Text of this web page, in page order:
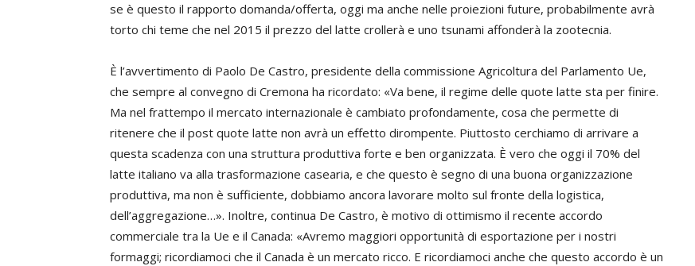
se è questo il rapporto domanda/offerta, oggi ma anche nelle proiezioni future, probabilmente avrà
torto chi teme che nel 2015 il prezzo del latte crollerà e uno tsunami affonderà la zootecnia.
È l’avvertimento di Paolo De Castro, presidente della commissione Agricoltura del Parlamento Ue,
che sempre al convegno di Cremona ha ricordato: «Va bene, il regime delle quote latte sta per finire.
Ma nel frattempo il mercato internazionale è cambiato profondamente, cosa che permette di
ritenere che il post quote latte non avrà un effetto dirompente. Piuttosto cerchiamo di arrivare a
questa scadenza con una struttura produttiva forte e ben organizzata. È vero che oggi il 70% del
latte italiano va alla trasformazione casearia, e che questo è segno di una buona organizzazione
produttiva, ma non è sufficiente, dobbiamo ancora lavorare molto sul fronte della logistica,
dell’aggregazione…». Inoltre, continua De Castro, è motivo di ottimismo il recente accordo
commerciale tra la Ue e il Canada: «Avremo maggiori opportunità di esportazione per i nostri
formaggi; ricordiamoci che il Canada è un mercato ricco. E ricordiamoci anche che questo accordo è un